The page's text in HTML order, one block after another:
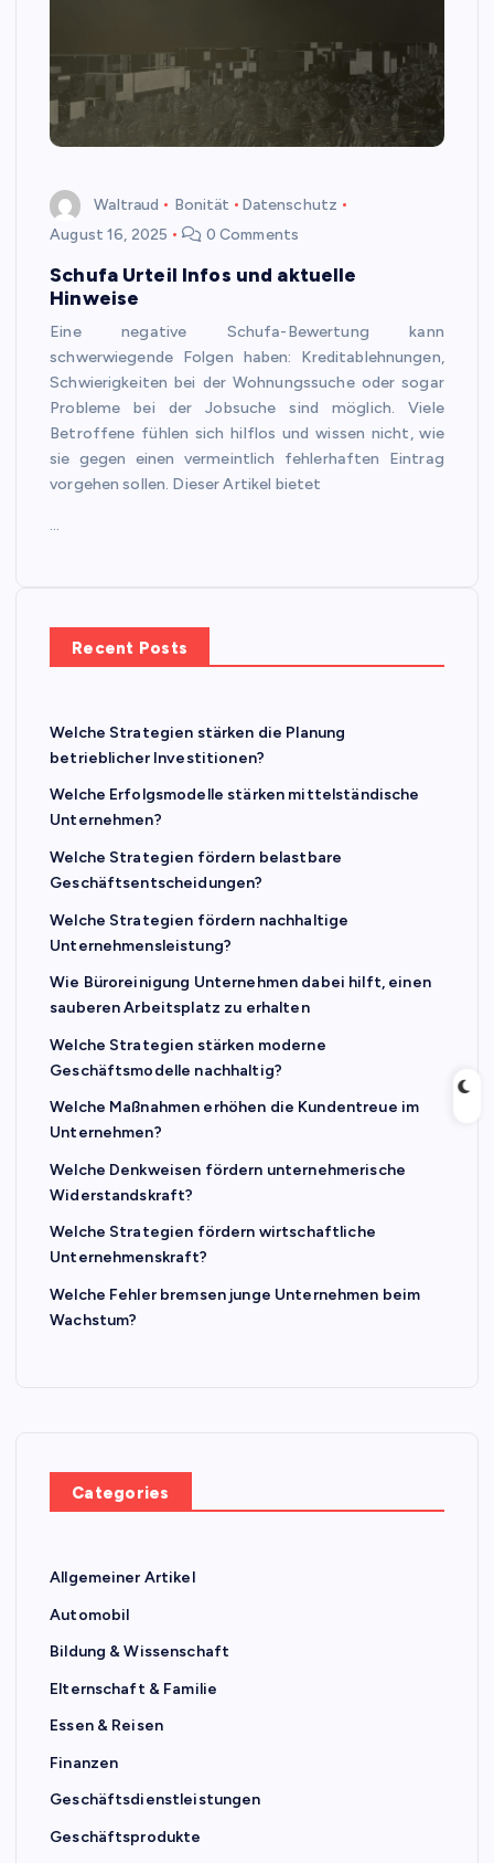
Waltraud Bonität
Datenschutz
August 16, 2025
0 Comments
Schufa Urteil Infos und aktuelle
Hinweise
Eine negative Schufa-Bewertung kann
schwerwiegende Folgen haben: Kreditablehnungen,
Schwierigkeiten bei der Wohnungssuche oder sogar
Probleme bei der Jobsuche sind möglich. Viele
Betroffene fühlen sich hilflos und wissen nicht, wie
sie gegen einen vermeintlich fehlerhaften Eintrag
vorgehen sollen. Dieser Artikel bietet
…
Recent Posts
Welche Strategien stärken die Planung
betrieblicher Investitionen?
Welche Erfolgsmodelle stärken mittelständische
Unternehmen?
Welche Strategien fördern belastbare
Geschäftsentscheidungen?
Welche Strategien fördern nachhaltige
Unternehmensleistung?
Wie Büroreinigung Unternehmen dabei hilft, einen
sauberen Arbeitsplatz zu erhalten
Welche Strategien stärken moderne
Geschäftsmodelle nachhaltig?
Welche Maßnahmen erhöhen die Kundentreue im
Unternehmen?
Welche Denkweisen fördern unternehmerische
Widerstandskraft?
Welche Strategien fördern wirtschaftliche
Unternehmenskraft?
Welche Fehler bremsen junge Unternehmen beim
Wachstum?
Categories
Allgemeiner Artikel
Automobil
Bildung & Wissenschaft
Elternschaft & Familie
Essen & Reisen
Finanzen
Geschäftsdienstleistungen
Geschäftsprodukte